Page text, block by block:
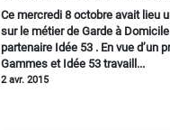
Ce mercredi 8 octobre avait lieu
sur le métier de Garde à
partenaire Idée 53 . En vue d’un
Gammes et Idée 53 travaill...
2 avr. 2015